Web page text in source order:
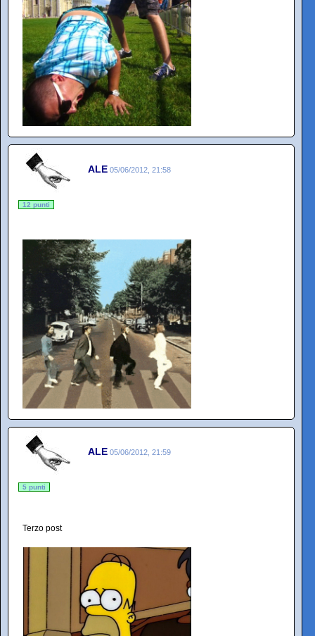
ALE 05/06/2012, 21:58
12 punti
ALE 05/06/2012, 21:59
5 punti
Terzo post